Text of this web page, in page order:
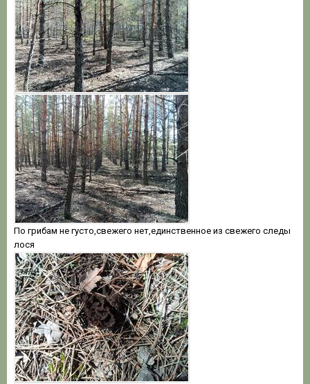
По грибам не густо,свежего нет,единственное из свежего следы
лося